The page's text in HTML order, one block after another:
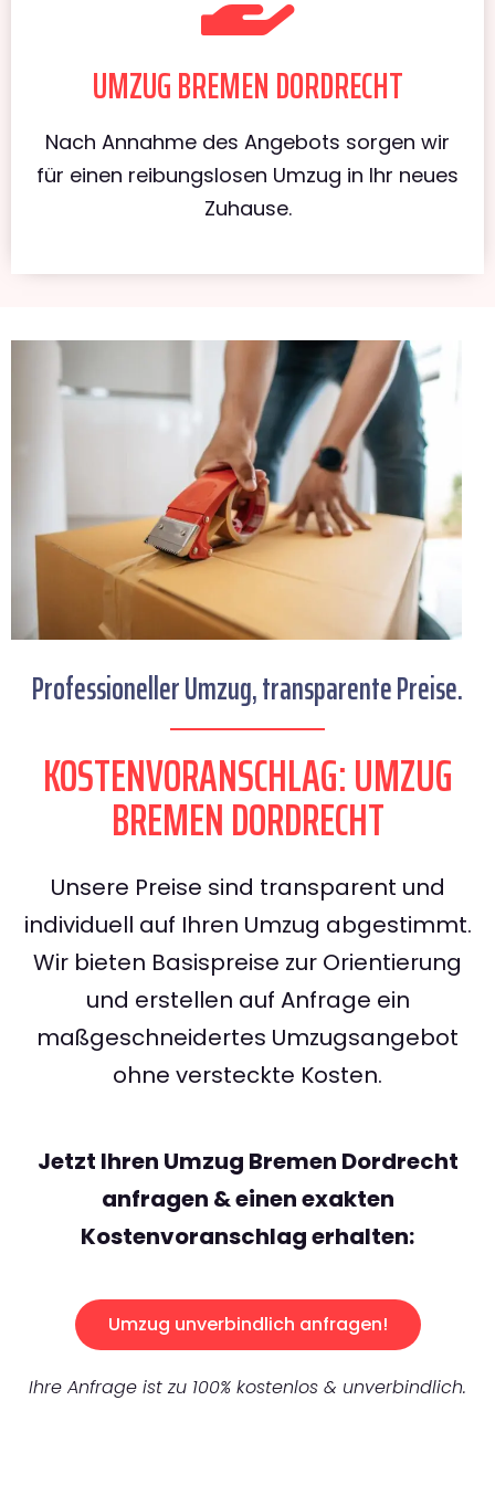
UMZUG BREMEN DORDRECHT
Nach Annahme des Angebots sorgen wir
für einen reibungslosen Umzug in Ihr neues
Zuhause.
Professioneller Umzug, transparente Preise.
KOSTENVORANSCHLAG: UMZUG
BREMEN DORDRECHT
Unsere Preise sind transparent und
individuell auf Ihren Umzug abgestimmt.
Wir bieten Basispreise zur Orientierung
und erstellen auf Anfrage ein
maßgeschneidertes Umzugsangebot
ohne versteckte Kosten.
Jetzt Ihren Umzug Bremen Dordrecht
anfragen & einen exakten
Kostenvoranschlag erhalten:
Umzug unverbindlich anfragen!
Ihre Anfrage ist zu 100% kostenlos & unverbindlich.